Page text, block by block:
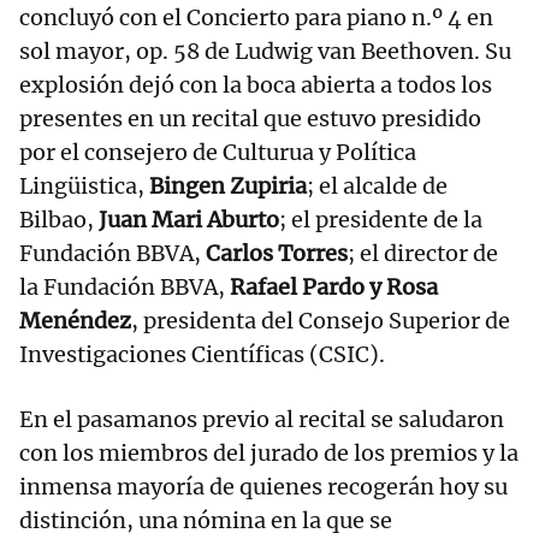
concluyó con el Concierto para piano n.º 4 en
sol mayor, op. 58 de Ludwig van Beethoven. Su
explosión dejó con la boca abierta a todos los
presentes en un recital que estuvo presidido
por el consejero de Culturua y Política
Lingüistica, Bingen Zupiria; el alcalde de
Bilbao, Juan Mari Aburto; el presidente de la
Fundación BBVA, Carlos Torres; el director de
la Fundación BBVA, Rafael Pardo y Rosa
Menéndez, presidenta del Consejo Superior de
Investigaciones Científicas (CSIC).
En el pasamanos previo al recital se saludaron
con los miembros del jurado de los premios y la
inmensa mayoría de quienes recogerán hoy su
distinción, una nómina en la que se